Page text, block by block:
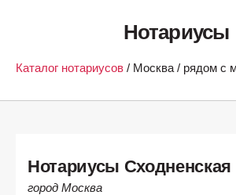
Нотариусы
Каталог нотариусов / Москва / рядом с
Нотариусы Сходненская
город Москва